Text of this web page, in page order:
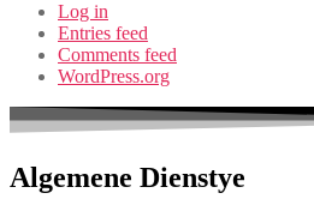
Log in
Entries feed
Comments feed
WordPress.org
Algemene Dienstye